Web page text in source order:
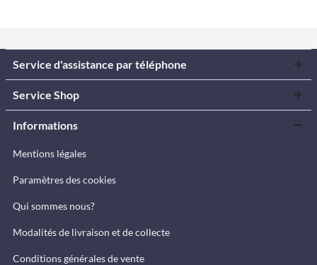
Service d'assistance par téléphone
Service Shop
Informations
Mentions légales
Paramètres des cookies
Qui sommes nous?
Modalités de livraison et de collecte
Conditions générales de vente